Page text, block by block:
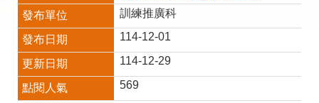
網
站
導
覽
回
首
頁
English
民
意
訓練推廣科
114-12-01
114-12-29
569